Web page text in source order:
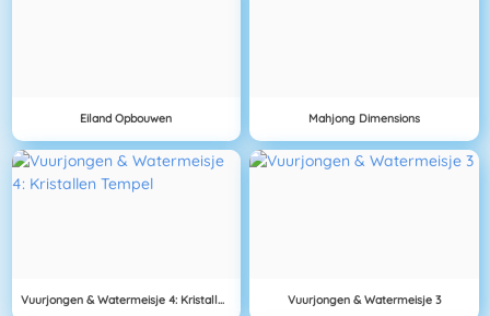
Eiland Opbouwen Mahjong Dimensions
Vuurjongen & Watermeisje 4: Kristallen Tempel Vuurjongen & Watermeisje 3